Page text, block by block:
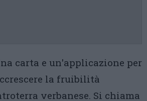
carta e un'applicazione per
la fruibilità
verbanese. Si chiama